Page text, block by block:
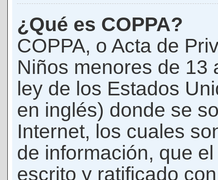
¿Qué es COPPA?
COPPA, o Acta de
Niños menores de 13
ley de los Estados
en inglés) donde se
Internet, los cuales
de información, que
escrito y ratificado